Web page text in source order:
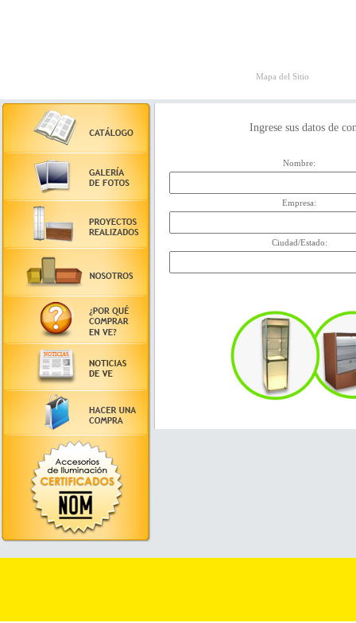
Mapa del Sitio
Ingrese sus datos de
Nombre:
Empresa:
Ciudad/Estado: